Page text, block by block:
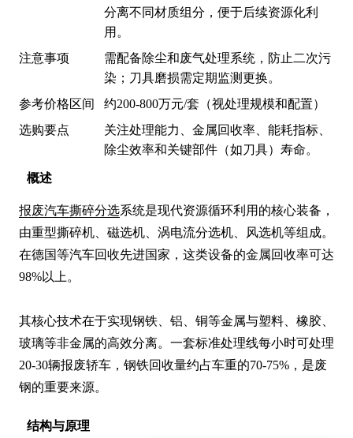
概述
报废汽车撕碎分选系统是现代资源循环利用的核心装备，
由重型撕碎机、磁选机、涡电流分选机、风选机等组成。
在德国等汽车回收先进国家，这类设备的金属回收率可达
98%以上。
其核心技术在于实现钢铁、铝、铜等金属与塑料、橡胶、
玻璃等非金属的高效分离。一套标准处理线每小时可处理
20-30辆报废轿车，钢铁回收量约占车重的70-75%，是废
钢的重要来源。
结构与原理
分离不同材质组分，便于后续资源化利
用。
注意事项
需配备除尘和废气处理系统，防止二次污
染；刀具磨损需定期监测更换。
参考价格区间
约200-800万元/套（视处理规模和配置）
选购要点
关注处理能力、金属回收率、能耗指标、
除尘效率和关键部件（如刀具）寿命。